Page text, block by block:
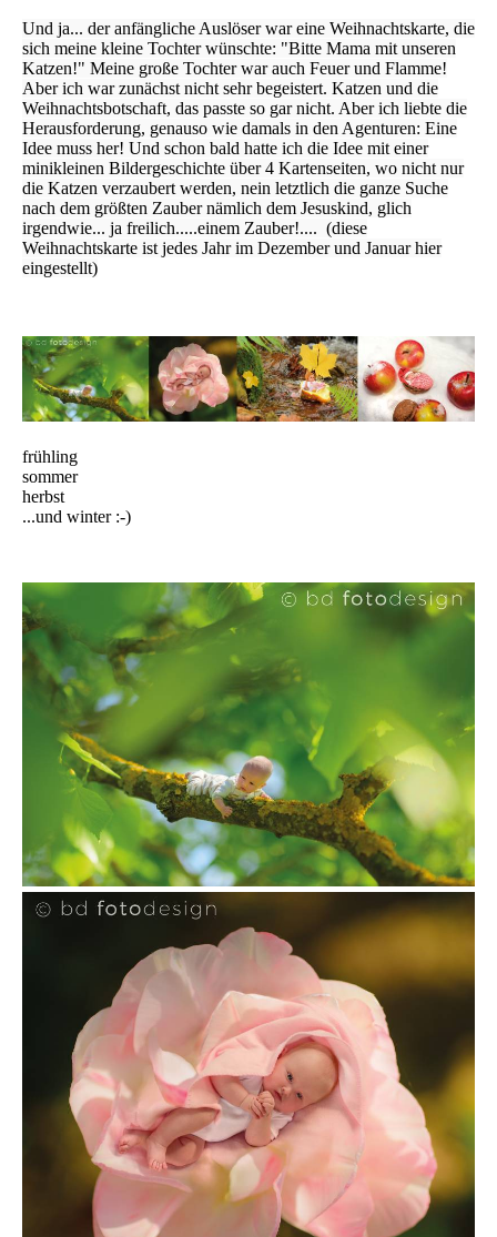
Und ja... der anfängliche Auslöser war eine Weihnachtskarte, die
sich meine kleine Tochter wünschte: "Bitte Mama mit unseren
Katzen!" Meine große Tochter war auch Feuer und Flamme!
Aber ich war zunächst nicht sehr begeistert. Katzen und die
Weihnachtsbotschaft, das passte so gar nicht. Aber ich liebte die
Herausforderung, genauso wie damals in den Agenturen: Eine
Idee muss her! Und schon bald hatte ich die Idee mit einer
minikleinen Bildergeschichte über 4 Kartenseiten, wo nicht nur
die Katzen verzaubert werden, nein letztlich die ganze Suche
nach dem größten Zauber nämlich dem Jesuskind, glich
irgendwie... ja freilich.....einem Zauber!.... (diese
Weihnachtskarte ist jedes Jahr im Dezember und Januar hier
eingestellt)
frühling
sommer
herbst
...und winter :-)